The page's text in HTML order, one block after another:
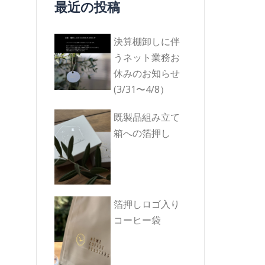
最近の投稿
決算棚卸しに伴
うネット業務お
休みのお知らせ
(3/31〜4/8）
既製品組み立て
箱への箔押し
箔押しロゴ入り
コーヒー袋